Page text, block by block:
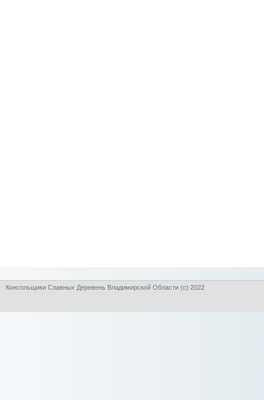
Консольщики Славных Деревень Владимирской Области (с) 2022